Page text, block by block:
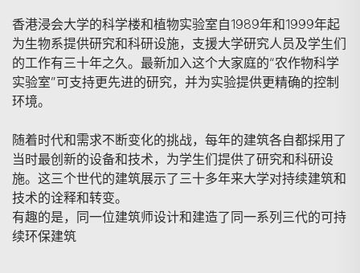
香港浸会大学的科学楼和植物实验室自1989年和1999年起
为生物系提供研究和科研设施，支援大学研究人员及学生们
的工作有三十年之久。最新加入这个大家庭的“农作物科学
实验室”可支持更先进的研究，并为实验提供更精确的控制
环境。
随着时代和需求不断变化的挑战，每年的建筑各自都採用了
当时最创新的设备和技术，为学生们提供了研究和科研设
施。这三个世代的建筑展示了三十多年来大学对持续建筑和
技术的诠释和转变。
有趣的是，同一位建筑师设计和建造了同一系列三代的可持
续环保建筑